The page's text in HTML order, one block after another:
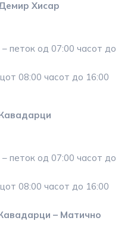
Хисар
петок од 07:00 часот до
08:00 часот до 16:00
петок од 07:00 часот до
08:00 часот до 16:00
– Матично